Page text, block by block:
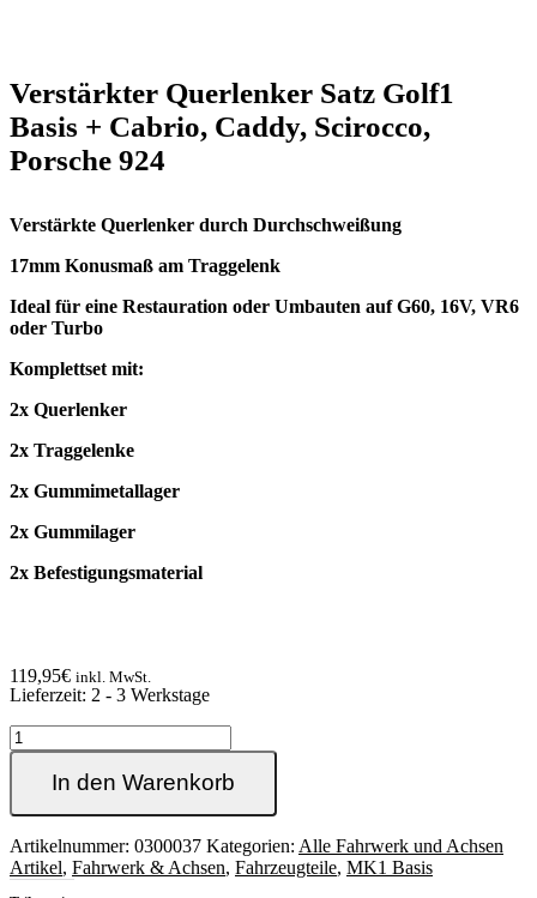
Verstärkter Querlenker Satz Golf1
Basis + Cabrio, Caddy, Scirocco,
Porsche 924
Verstärkte Querlenker durch Durchschweißung
17mm Konusmaß am Traggelenk
Ideal für eine Restauration oder Umbauten auf G60, 16V, VR6
oder Turbo
Komplettset mit:
2x Querlenker
2x Traggelenke
2x Gummimetallager
2x Gummilager
2x Befestigungsmaterial
119,95€ inkl. MwSt.
Lieferzeit: 2 - 3 Werkstage
Verstärkter
Querlenker
Basis
+
Cabrio,
Caddy,
In den Warenkorb
Artikelnummer: 0300037 Kategorien: Alle Fahrwerk und Achsen
Artikel, Fahrwerk & Achsen, Fahrzeugteile, MK1 Basis